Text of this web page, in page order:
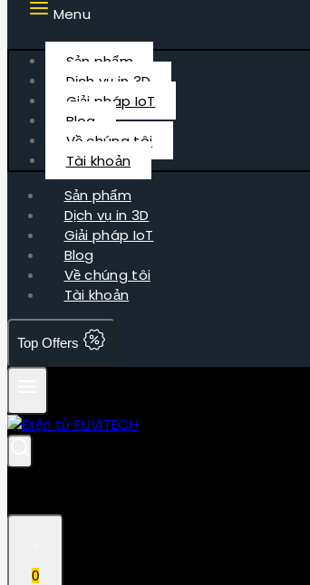
Menu
Sản phẩm
Dịch vụ in 3D
Giải pháp IoT
Blog
Về chúng tôi
Tài khoản
Sản phẩm
Dịch vụ in 3D
Giải pháp IoT
Blog
Về chúng tôi
Tài khoản
Top Offers
0